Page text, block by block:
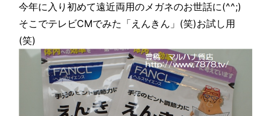
今年に入り初めて遠近両用のメガネのお世話に(^^;)
そこでテレビCMでみた「えんきん」(笑)お試し用
(笑)